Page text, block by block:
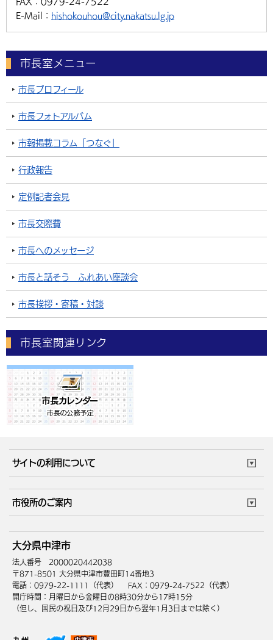
E-Mail： hishokouhou@city.nakatsu.lg.jp
市長室メニュー
市長プロフィール
市長フォトアルバム
市報掲載コラム「つなぐ」
行政報告
定例記者会見
市長交際費
市長へのメッセージ
市長と話そう ふれあい座談会
市長挨拶・寄稿・対談
市長室関連リンク
サイトの利用について
サイトマップ
市役所のご案内
庁舎地図 組織案内
中津市へのアクセス
大分県中津市
法人番号 2000020442038
〒871-8501 大分県中津市豊田町14番地3
電話：0979-22-1111（代表）
FAX：0979-24-7522（代表）
開庁時間：月曜日から金曜日の8時30分から17時15分
（但し、国民の祝日及び12月29日から翌年1月3日までは除く）